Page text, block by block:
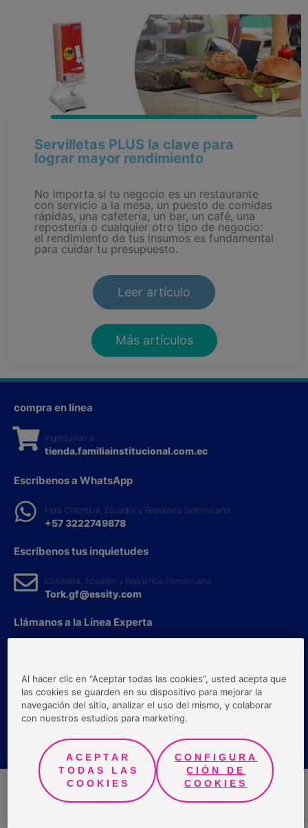
Servilletas PLUS la clave para
lograr mayor rendimiento
No importa si tu negocio es un restaurante
con servicio a la mesa, un puesto de comidas
rápidas, una cafetería, un bar, un café, una
repostería o cualquier otro tipo de negocio:
el rendimiento de tus insumos es fundamental
para cuidar tu presupuesto.
Leer artículo
Más artículos
compra en línea
Ingresando a
tienda.familiainstitucional.com.ec
Escríbenos a WhatsApp
Para Colombia, Ecuador y República Dominicana
+57 3222749878
Escríbenos tus inquietudes
Colombia, Ecuador y República Dominicana
Tork.gf@essity.com
Llámanos a la Línea Experta
Términos y Condiciones
Políticas de protección a la información
Al hacer clic en “Aceptar todas las cookies”, usted acepta que
las cookies se guarden en su dispositivo para mejorar la
navegación del sitio, analizar el uso del mismo, y colaborar
con nuestros estudios para marketing.
ACEPTAR
TODAS LAS
COOKIES
CONFIGURA
CIÓN DE
COOKIES